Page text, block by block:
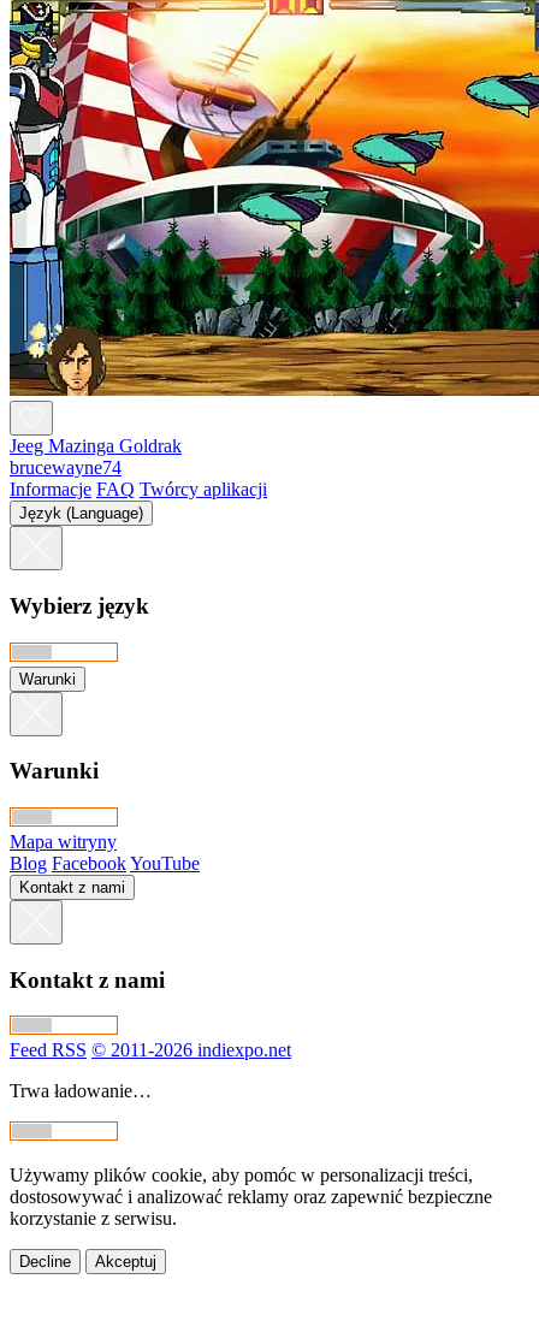
Jeeg Mazinga Goldrak
brucewayne74
Informacje FAQ Twórcy aplikacji
Język (Language)
Wybierz język
Warunki
Warunki
Mapa witryny
Blog FacebookYouTube
Kontakt z nami
Kontakt z nami
Feed RSS © 2011-2026 indiexpo.net
Trwa ładowanie…
Używamy plików cookie, aby pomóc w personalizacji treści,
dostosowywać i analizować reklamy oraz zapewnić bezpieczne
korzystanie z serwisu.
Decline Akceptuj